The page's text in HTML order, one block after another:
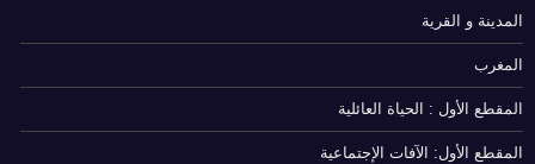
المدينة و القرية
المغرب
المقطع الأول : الحياة العائلية
المقطع الأول: الآفات الإجتماعية